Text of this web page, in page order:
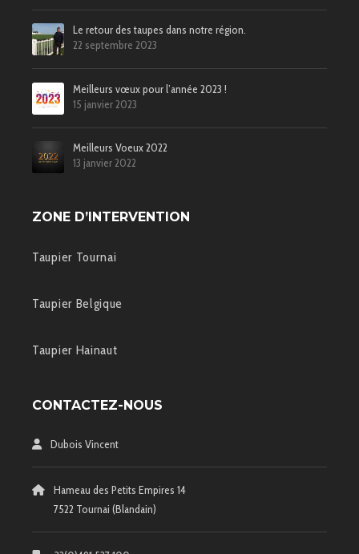
Le retour des taupes dans notre région.
22 septembre 2023
Meilleurs vœux pour l’année 2023 !
15 janvier 2023
Meilleurs Voeux 2022
13 janvier 2022
ZONE D’INTERVENTION
Taupier Tournai
Taupier Belgique
Taupier Hainaut
CONTACTEZ-NOUS
Dubois Vincent
Hameau des Petits Empires 14
7522 Tournai (Blandain)